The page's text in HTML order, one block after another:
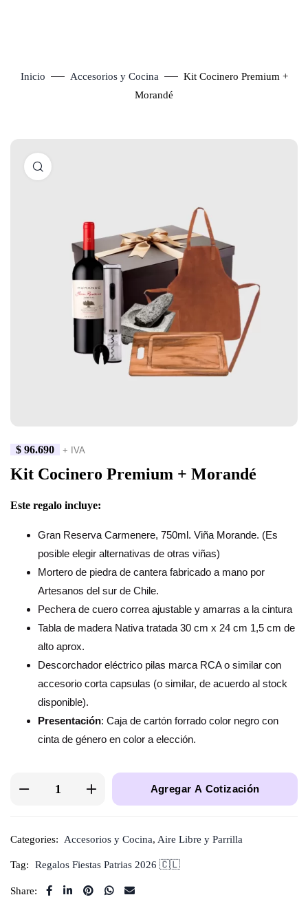
Inicio Accesorios y Cocina
Kit Cocinero Premium +
Morandé
$ 96.690 + IVA
Kit Cocinero Premium + Morandé
Este regalo incluye:
Gran Reserva Carmenere, 750ml. Viña Morande. (Es
posible elegir alternativas de otras viñas)
Mortero de piedra de cantera fabricado a mano por
Artesanos del sur de Chile.
Pechera de cuero correa ajustable y amarras a la cintura
Tabla de madera Nativa tratada 30 cm x 24 cm 1,5 cm de
alto aprox.
Descorchador eléctrico pilas marca RCA o similar con
accesorio corta capsulas (o similar, de acuerdo al stock
disponible).
Presentación: Caja de cartón forrado color negro con
cinta de género en color a elección.
Agregar A Cotización
Categories: Accesorios y Cocina, Aire Libre y Parrilla
Tag: Regalos Fiestas Patrias 2026 🇨🇱
Share: